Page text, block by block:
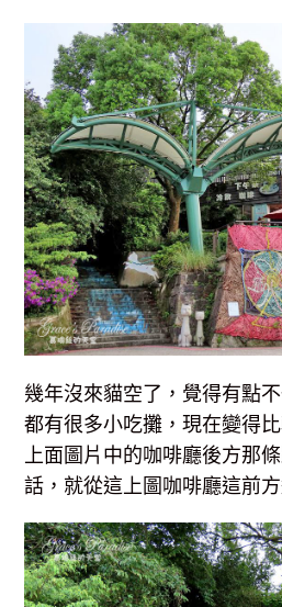
幾年沒來貓空了，覺得有點
都有很多小吃攤，現在變得
上面圖片中的咖啡廳後方那
話，就從這上圖咖啡廳這前